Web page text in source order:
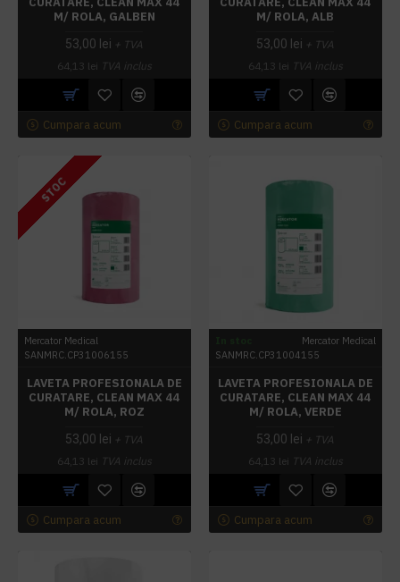
M/ ROLA, GALBEN
53,00 lei + TVA
64,13 lei TVA inclus
Cumpara acum
M/ ROLA, ALB
53,00 lei + TVA
64,13 lei TVA inclus
Cumpara acum
STOC
Mercator Medical
SANMRC.CP31006155
LAVETA PROFESIONALA DE
CURATARE, CLEAN MAX 44
M/ ROLA, ROZ
53,00 lei + TVA
64,13 lei TVA inclus
Cumpara acum
Mercator Medical
SANMRC.CP31004155
LAVETA PROFESIONALA DE
CURATARE, CLEAN MAX 44
M/ ROLA, VERDE
53,00 lei + TVA
64,13 lei TVA inclus
Cumpara acum